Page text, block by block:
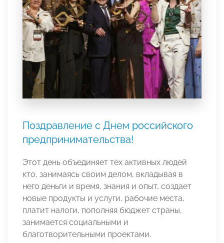
Поздравление с Днем российского
предпринимательства!
Этот день объединяет тех активных людей
кто, занимаясь своим делом, вкладывая в
него деньги и время, знания и опыт, создает
новые продукты и услуги, рабочие места,
платит налоги, пополняя бюджет страны,
занимается социальными и
благотворительными проектами.